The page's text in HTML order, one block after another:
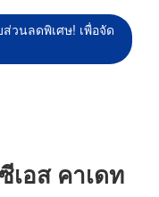
วนลดพิเศษ! เพื่อจัด
เอส คาเดท